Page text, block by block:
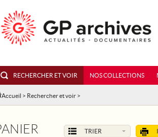
RECHERCHER ET VOIR NOS COLLECTIONS
Accueil > Rechercher et voir >
TRIER